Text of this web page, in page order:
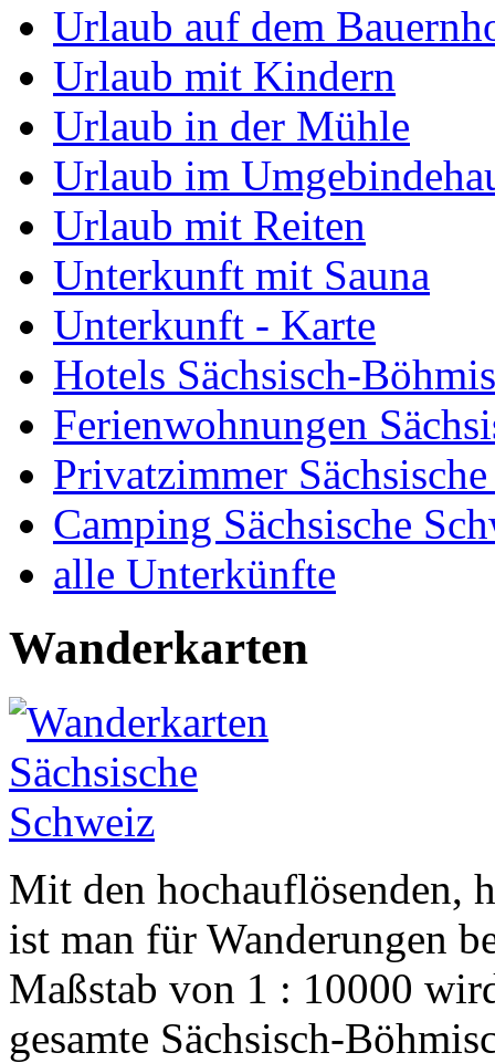
Urlaub auf dem
Urlaub mit Kindern
Urlaub in der Mühle
Urlaub im
Urlaub mit Reiten
Unterkunft mit Sauna
Unterkunft - Karte
Hotels Sächsisch-
Ferienwohnungen
Privatzimmer
Camping Sächsische
alle Unterkünfte
Wanderkarten
Mit den hochauflösenden,
ist man für Wanderungen
Maßstab von 1 : 10000
gesamte Sächsisch-